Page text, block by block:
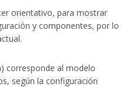
orientativo, para mostrar
y componentes, por lo
corresponde al modelo
según la configuración